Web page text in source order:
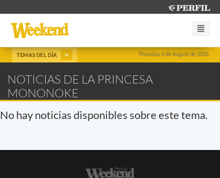
Thursday 6 de August de 2026
TEMAS DEL DÍA
NOTICIAS DE LA PRINCESA
MONONOKE
No hay noticias disponibles sobre este tema.